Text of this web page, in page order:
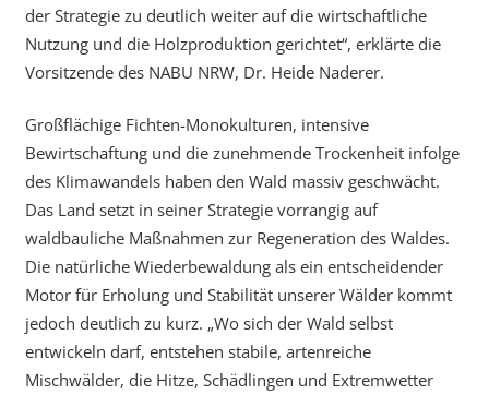
der Strategie zu deutlich weiter auf die wirtschaftliche
Nutzung und die Holzproduktion gerichtet“, erklärte die
Vorsitzende des NABU NRW, Dr. Heide Naderer.
Großflächige Fichten-Monokulturen, intensive
Bewirtschaftung und die zunehmende Trockenheit infolge
des Klimawandels haben den Wald massiv geschwächt.
Das Land setzt in seiner Strategie vorrangig auf
waldbauliche Maßnahmen zur Regeneration des Waldes.
Die natürliche Wiederbewaldung als ein entscheidender
Motor für Erholung und Stabilität unserer Wälder kommt
jedoch deutlich zu kurz. „Wo sich der Wald selbst
entwickeln darf, entstehen stabile, artenreiche
Mischwälder, die Hitze, Schädlingen und Extremwetter